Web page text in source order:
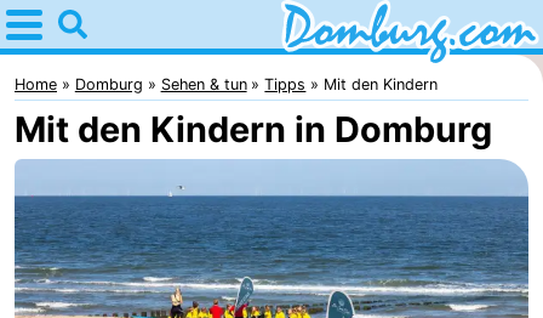
Home
Domburg
Tipps
Für
kindern
Webcam
Webcam
Home Domburg Sehen & tun Tipps Mit den Kindern
Mit den Kindern in Domburg